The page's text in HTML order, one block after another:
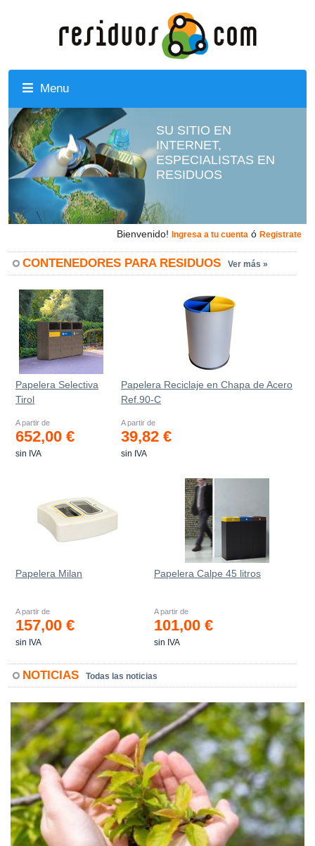
Menu
SU SITIO EN
INTERNET,
ESPECIALISTAS EN
RESIDUOS
Bienvenido! Ingresa a tu cuenta ó Registrate
CONTENEDORES PARA RESIDUOS Ver más »
Papelera Selectiva
Tirol
A partir de
652,00 €
sin IVA
Papelera Reciclaje en Chapa de Acero
Ref.90-C
A partir de
39,82 €
sin IVA
Papelera Milan
A partir de
157,00 €
sin IVA
Papelera Calpe 45 litros
A partir de
101,00 €
sin IVA
NOTICIAS Todas las noticias